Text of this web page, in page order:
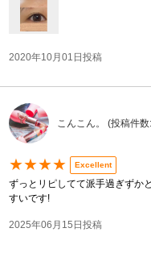
2020年10月01日投稿
こんこん。 (投稿件
★★★★ Excellent
ずっとリピしてて派手過ぎずか
すいです!
2025年06月15日投稿